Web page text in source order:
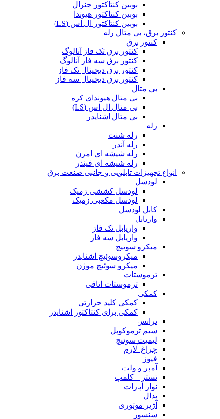
بوبین کنتاکتور جنرال
بوبین کنتاکتور هیوندا
بوبین کنتاکتور ال اس (LS)
کنتور برق، بی متال رله
کنتور برق
کنتور برق تک فاز آنالوگ
کنتور برق سه فاز آنالوگ
کنتور برق دیجیتال تک فاز
کنتور برق دیجیتال سه فاز
بی متال
بی متال هیوندای کره
بی متال ال اس (LS)
بی متال اشنایدر
رله
رله شنت
رله آندر
رله شیشه ای امرن
رله شیشه ای فیندر
انواع تجهیزات تابلویی و جانبی صنعت برق
لودسل
لودسل کششی زمیک
لودسل مکعبی زمیک
کابل لودسل
واریابل
واریابل تک فاز
واریابل سه فاز
میکرو سوئیچ
میکروسوئیچ اشنایدر
میکرو سوئیچ موژن
ترموستات
ترموستات اتاقی
کمکی
کمکی کلید حرارتی
کمکی برای کنتاکتور اشنایدر
ترانس
سیم ترموکوپل
لیمیت سوئیچ
چراغ آلارم
فیوز
آمپر و ولت
تستر – کلمپ
نوار آپارات
پدال
آژیر موتوری
سنسور